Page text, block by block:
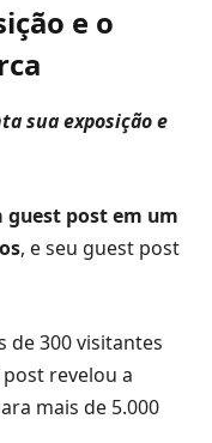
e o
sua exposição e
guest post em um
, e seu guest post
de 300 visitantes
revelou a
mais de 5.000